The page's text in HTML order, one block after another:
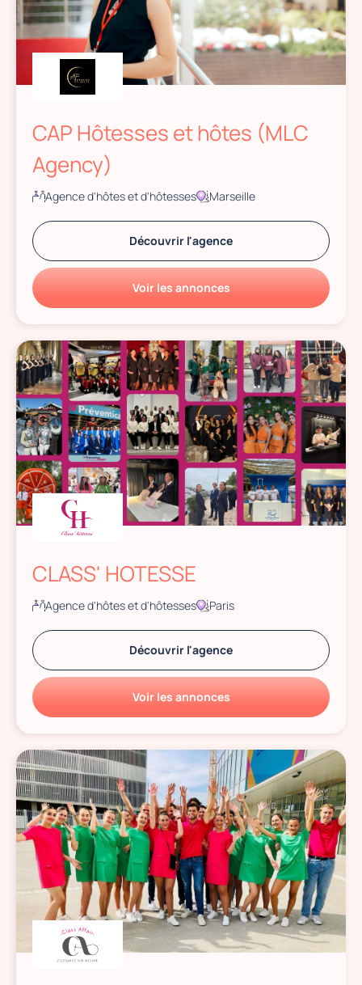
CAP Hôtesses et hôtes (MLC
Agency)
Agence d'hôtes et d'hôtesses Marseille
Découvrir l'agence
Voir les annonces
CLASS' HOTESSE
Agence d'hôtes et d'hôtesses Paris
Découvrir l'agence
Voir les annonces